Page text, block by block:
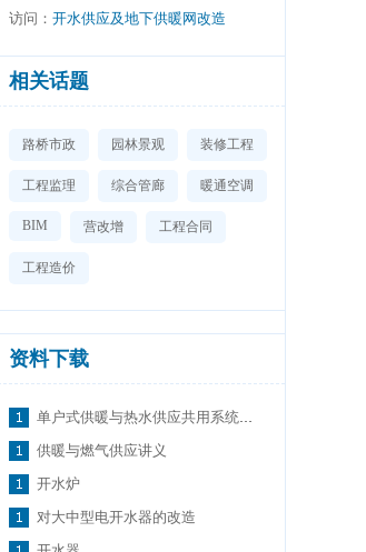
访问： 开水供应及地下供暖网改造
相关话题
路桥市政 园林景观 装修工程
工程监理 综合管廊 暖通空调
BIM 营改增 工程合同
工程造价
资料下载
单户式供暖与热水供应共用系统供热装置研究
供暖与燃气供应讲义
开水炉
对大中型电开水器的改造